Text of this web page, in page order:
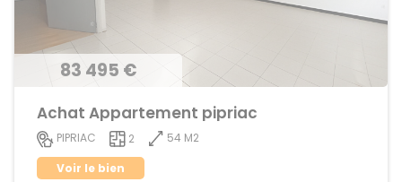
83 495 €
Achat Appartement pipriac
PIPRIAC 2
54 M2
Voir le bien